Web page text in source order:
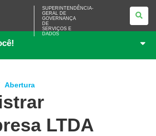
SUPERINTENDÊNCIA-
GERAL DE
GOVERNANÇA
DE
SERVIÇOS E
DADOS
Abertura
LTDA